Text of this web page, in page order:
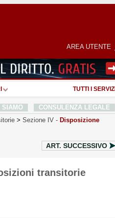
AREA UTENTE
TUTTI I SERVIZI
SIAMO
CONSULENZA LEGALE
> Sezione IV - Disposizione
ART. SUCCESSIVO
transitorie